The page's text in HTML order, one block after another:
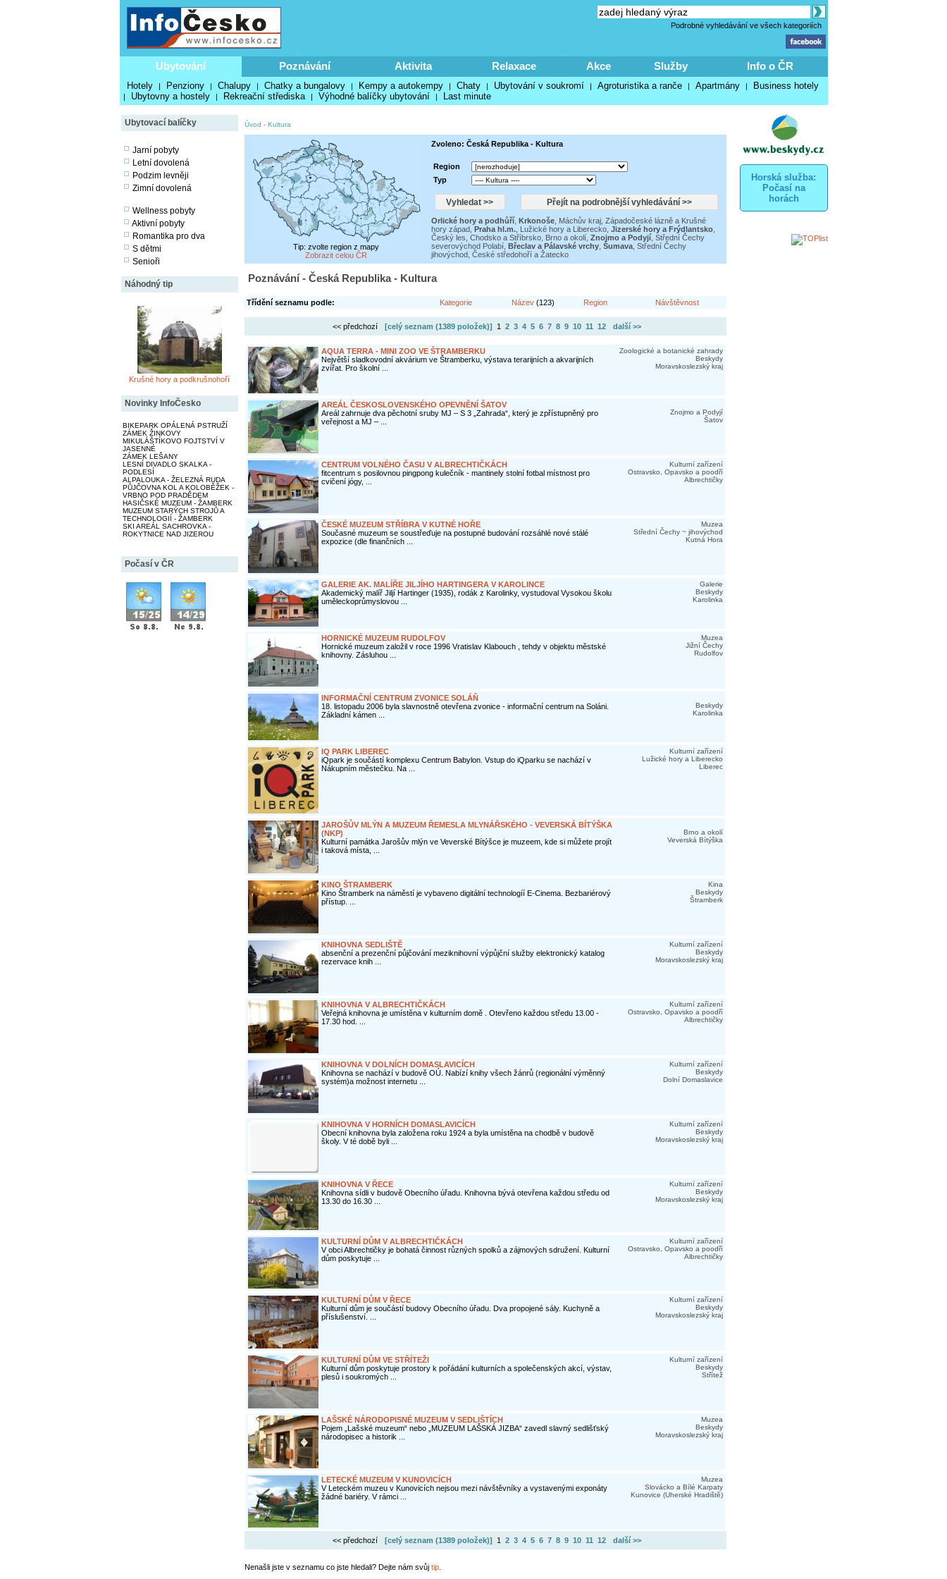
Podrobné vyhledávání ve všech kategoriích
Ubytování Poznávání Aktivita Relaxace Akce Služby Info o ČR
Hotely | Penziony | Chalupy | Chatky a bungalovy | Kempy a autokempy | Chaty | Ubytování v soukromí | Agroturistika a ranče | Apartmány | Business hotely
| Ubytovny a hostely | Rekreační střediska | Výhodné balíčky ubytování | Last minute
Ubytovací balíčky
Jarní pobyty
Letní dovolená
Podzim levněji
Zimní dovolená
Wellness pobyty
Aktivní pobyty
Romantika pro dva
S dětmi
Senioři
Náhodný tip
Krušné hory a podkrušnohoří
Novinky InfoČesko
BIKEPARK OPÁLENÁ PSTRUŽÍ
ZÁMEK ŽINKOVY
MIKULÁŠTÍKOVO FOJTSTVÍ V
JASENNÉ
ZÁMEK LEŠANY
LESNÍ DIVADLO SKALKA -
PODLESÍ
ALPALOUKA - ŽELEZNÁ RUDA
PŮJČOVNA KOL A KOLOBĚŽEK -
VRBNO POD PRADĚDEM
HASIČSKÉ MUZEUM - ŽAMBERK
MUZEUM STARÝCH STROJŮ A
TECHNOLOGIÍ - ŽAMBERK
SKI AREÁL SACHROVKA -
ROKYTNICE NAD JIZEROU
Počasí v ČR
Horská služba:
Počasí na
horách
Úvod - Kultura
Tip: zvolte region z mapy
Zobrazit celou ČR
Zvoleno: Česká Republika - Kultura
Region
Typ
Orlické hory a podhůří, Krkonoše, Máchův kraj, Západočeské lázně a Krušné
hory západ, Praha hl.m., Lužické hory a Liberecko, Jizerské hory a Frýdlantsko,
Český les, Chodsko a Stříbrsko, Brno a okolí, Znojmo a Podyjí, Střední Čechy
severovýchod Polabí, Břeclav a Pálavské vrchy, Šumava, Střední Čechy
jihovýchod, České středohoří a Žatecko
Poznávání - Česká Republika - Kultura
Třídění seznamu podle: Kategorie Název(123) Region Návštěvnost
<< předchozí [celý seznam (1389 položek)] 1 2 3 4 5 6 7 8 9 10 11 12 další >>
AQUA TERRA - MINI ZOO VE ŠTRAMBERKU
Největší sladkovodní akvárium ve Štramberku, výstava terarijních a akvarijních
zvířat. Pro školní ...
Zoologické a botanické zahrady
Beskydy
Moravskoslezský kraj
AREÁL ČESKOSLOVENSKÉHO OPEVNĚNÍ ŠATOV
Areál zahrnuje dva pěchotní sruby MJ – S 3 „Zahrada“, který je zpřístupněný pro
veřejnost a MJ – ...
Znojmo a Podyjí
Šatov
CENTRUM VOLNÉHO ČASU V ALBRECHTIČKÁCH
fitcentrum s posilovnou pingpong kulečník - mantinely stolní fotbal místnost pro
cvičení jógy, ...
Kulturní zařízení
Ostravsko, Opavsko a poodří
Albrechtičky
ČESKÉ MUZEUM STŘÍBRA V KUTNÉ HOŘE
Současné muzeum se soustřeďuje na postupné budování rozsáhlé nové stálé
expozice (dle finančních ...
Muzea
Střední Čechy ~ jihovýchod
Kutná Hora
GALERIE AK. MALÍŘE JILJÍHO HARTINGERA V KAROLINCE
Akademický malíř Jiljí Hartinger (1935), rodák z Karolinky, vystudoval Vysokou školu
uměleckoprůmyslovou ...
Galerie
Beskydy
Karolinka
HORNICKÉ MUZEUM RUDOLFOV
Hornické muzeum založil v roce 1996 Vratislav Klabouch , tehdy v objektu městské
knihovny. Zásluhou ...
Muzea
Jižní Čechy
Rudolfov
INFORMAČNÍ CENTRUM ZVONICE SOLÁŇ
18. listopadu 2006 byla slavnostně otevřena zvonice - informační centrum na Soláni.
Základní kámen ...
Beskydy
Karolinka
IQ PARK LIBEREC
iQpark je součástí komplexu Centrum Babylon. Vstup do iQparku se nachází v
Nákupním městečku. Na ...
Kulturní zařízení
Lužické hory a Liberecko
Liberec
JAROŠŮV MLÝN A MUZEUM ŘEMESLA MLYNÁŘSKÉHO - VEVERSKÁ BÍTÝŠKA
(NKP)
Kulturní památka Jarošův mlýn ve Veverské Bítýšce je muzeem, kde si můžete projít
i taková místa, ...
Brno a okolí
Veverská Bítýška
KINO ŠTRAMBERK
Kino Štramberk na náměstí je vybaveno digitální technologíí E-Cinema. Bezbariérový
přístup. ...
Kina
Beskydy
Štramberk
KNIHOVNA SEDLIŠTĚ
absenční a prezenční půjčování meziknihovní výpůjční služby elektronický katalog
rezervace knih ...
Kulturní zařízení
Beskydy
Moravskoslezský kraj
KNIHOVNA V ALBRECHTIČKÁCH
Veřejná knihovna je umístěna v kulturním domě . Otevřeno každou středu 13.00 -
17.30 hod. ...
Kulturní zařízení
Ostravsko, Opavsko a poodří
Albrechtičky
KNIHOVNA V DOLNÍCH DOMASLAVICÍCH
Knihovna se nachází v budově OÚ. Nabízí knihy všech žánrů (regionální výměnný
systém)a možnost internetu ...
Kulturní zařízení
Beskydy
Dolní Domaslavice
KNIHOVNA V HORNÍCH DOMASLAVICÍCH
Obecní knihovna byla založena roku 1924 a byla umístěna na chodbě v budově
školy. V té době byli ...
Kulturní zařízení
Beskydy
Moravskoslezský kraj
KNIHOVNA V ŘECE
Knihovna sídli v budově Obecního úřadu. Knihovna bývá otevřena každou středu od
13.30 do 16.30 ...
Kulturní zařízení
Beskydy
Moravskoslezský kraj
KULTURNÍ DŮM V ALBRECHTIČKÁCH
V obci Albrechtičky je bohatá činnost různých spolků a zájmových sdružení. Kulturní
dům poskytuje ...
Kulturní zařízení
Ostravsko, Opavsko a poodří
Albrechtičky
KULTURNÍ DŮM V ŘECE
Kulturní dům je součástí budovy Obecního úřadu. Dva propojené sály. Kuchyně a
příslušenství. ...
Kulturní zařízení
Beskydy
Moravskoslezský kraj
KULTURNÍ DŮM VE STŘÍTEŽI
Kulturní dům poskytuje prostory k pořádání kulturních a společenských akcí, výstav,
plesů i soukromých ...
Kulturní zařízení
Beskydy
Střítež
LAŠSKÉ NÁRODOPISNÉ MUZEUM V SEDLIŠTÍCH
Pojem „Lašské muzeum“ nebo „MUZEUM LAŠSKÁ JIZBA“ zavedl slavný sedlišťský
národopisec a historik ...
Muzea
Beskydy
Moravskoslezský kraj
LETECKÉ MUZEUM V KUNOVICÍCH
V Leteckém muzeu v Kunovicích nejsou mezi návštěvníky a vystavenými exponáty
žádné bariéry. V rámci ...
Muzea
Slovácko a Bílé Karpaty
Kunovice (Uherské Hradiště)
<< předchozí [celý seznam (1389 položek)] 1 2 3 4 5 6 7 8 9 10 11 12 další >>
Nenašli jste v seznamu co jste hledali? Dejte nám svůj tip.